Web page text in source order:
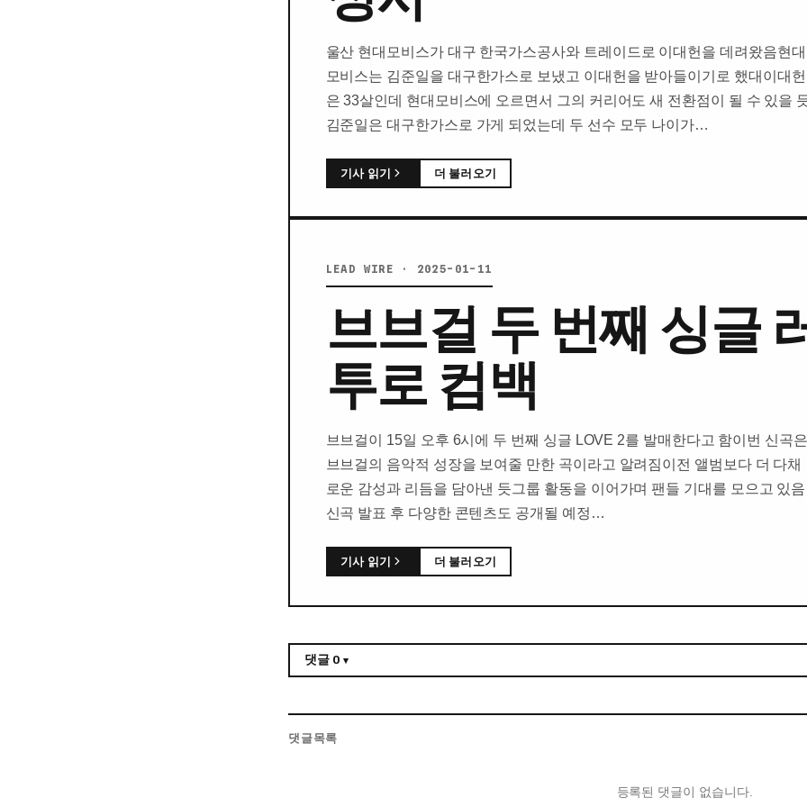
울산 현대모비스가 대구 한국가스공사와 트레이드로 이대헌을 데려왔음현대
모비스는 김준일을 대구한가스로 보냈고 이대헌을 받아들이기로 했대이대헌
은 33살인데 현대모비스에 오르면서 그의 커리어도 새 전환점이 될 수 있을
김준일은 대구한가스로 가게 되었는데 두 선수 모두 나이가…
기사 읽기 더 불러오기
LEAD WIRE · 2025-01-11
브브걸 두 번째 싱글
투로 컴백
브브걸이 15일 오후 6시에 두 번째 싱글 LOVE 2를 발매한다고 함이번 신곡은
브브걸의 음악적 성장을 보여줄 만한 곡이라고 알려짐이전 앨범보다 더 다채
로운 감성과 리듬을 담아낸 듯그룹 활동을 이어가며 팬들 기대를 모으고 있음
신곡 발표 후 다양한 콘텐츠도 공개될 예정…
기사 읽기 더 불러오기
댓글0
댓글목록
등록된 댓글이 없습니다.